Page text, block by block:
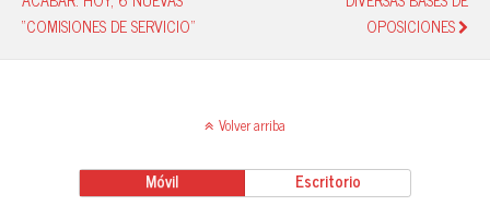
“COMISIONES DE SERVICIO”
OPOSICIONES
Volver arriba
Móvil Escritorio